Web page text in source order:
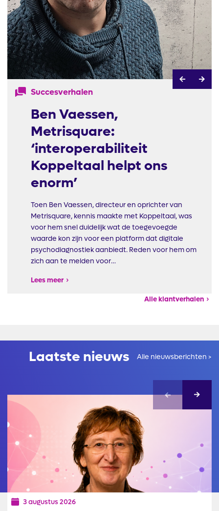
Succesverhalen
Ben Vaessen,
Metrisquare:
‘interoperabiliteit
Koppeltaal helpt ons
enorm’
Toen Ben Vaessen, directeur en oprichter van
Metrisquare, kennis maakte met Koppeltaal, was
voor hem snel duidelijk wat de toegevoegde
waarde kon zijn voor een platform dat digitale
psychodiagnostiek aanbiedt. Reden voor hem om
zich aan te melden voor…
Lees meer
Alle klantverhalen
Laatste nieuws Alle nieuwsberichten >
Afbeelding
30 juli 2026